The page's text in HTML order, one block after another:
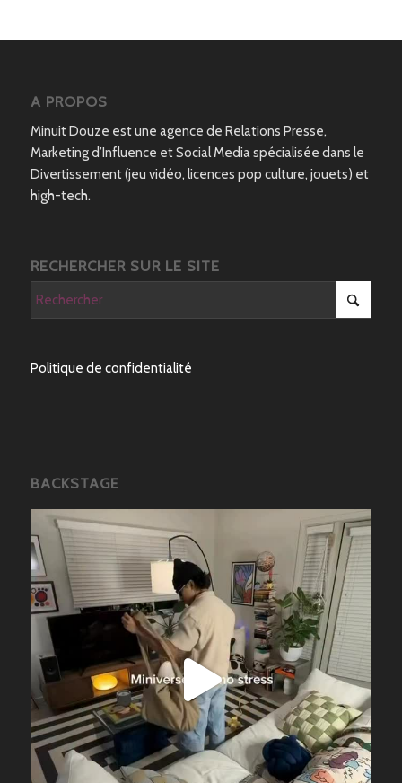
A PROPOS
Minuit Douze est une agence de Relations Presse,
Marketing d’Influence et Social Media spécialisée dans le
Divertissement (jeu vidéo, licences pop culture, jouets) et
high-tech.
RECHERCHER SUR LE SITE
Politique de confidentialité
BACKSTAGE